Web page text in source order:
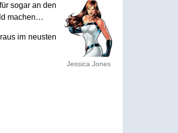
Jessica Jones
sogar an den
machen…
im neusten